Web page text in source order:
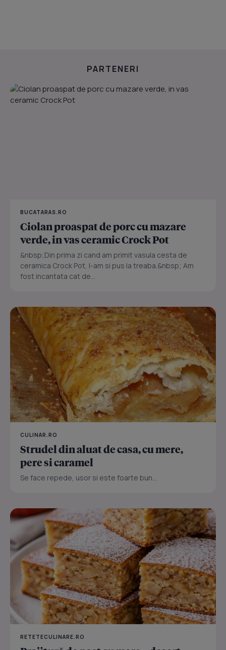
PARTENERI
BUCATARAS.RO
Ciolan proaspat de porc cu mazare
verde, in vas ceramic Crock Pot
&nbsp;Din prima zi cand am primit vasula cesta de
ceramica Crock Pot, l-am si pus la treaba.&nbsp; Am
fost incantata cat de...
CULINAR.RO
Strudel din aluat de casa, cu mere,
pere si caramel
Se face repede, usor si este foarte bun...
RETETECULINARE.RO